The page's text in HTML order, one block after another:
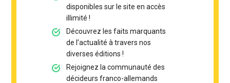
disponibles sur le site en accès
illimité !
Découvrez les faits marquants
de l’actualité à travers nos
diverses éditions !
Rejoignez la communauté des
décideurs franco-allemands